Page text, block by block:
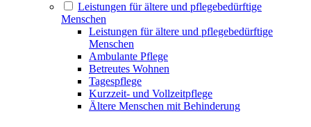
Leistungen für ältere und pflegebedürftige
Menschen
Leistungen für ältere und pflegebedürftige
Menschen
Ambulante Pflege
Betreutes Wohnen
Tagespflege
Kurzzeit- und Vollzeitpflege
Ältere Menschen mit Behinderung